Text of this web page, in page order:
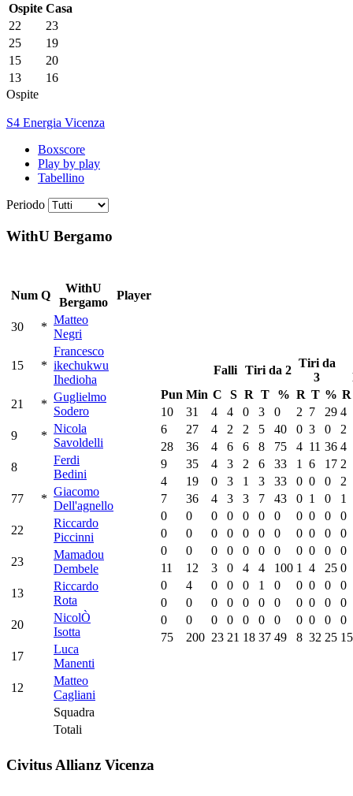
Ospite Casa
22
23
25
19
15
20
13
16
Ospite
S4 Energia Vicenza
Boxscore
Play by play
Tabellino
Periodo
WithU Bergamo
Num Q
WithU
Bergamo
Player
30 *
Matteo
Negri
15 *
Francesco
ikechukwu
Ihedioha
21
*
Guglielmo
Sodero
9
*
Nicola
Savoldelli
8
Ferdi
Bedini
77
*
Giacomo
Dell'agnello
22
Riccardo
Piccinni
23
Mamadou
Dembele
13
Riccardo
Rota
20
NicolÒ
Isotta
17
Luca
Manenti
12
Matteo
Cagliani
Squadra
Totali
Falli Tiri da 2
Tiri da
3
Pun Min C S R T % R T % R
10
31 4 4 0 3 0 2 7 29 4
6
27 4 2 2 5 40 0 3 0
2
28
36 4 6 6 8 75 4 11 36 4
9
35 4 3 2 6 33 1 6 17 2
4
19 0 3 1 3 33 0 0 0
2
7
36 4 3 3 7 43 0 1 0
1
0
0 0 0 0 0 0 0 0 0
0
0
0 0 0 0 0 0 0 0 0
0
0
0 0 0 0 0 0 0 0 0
0
11
12 3 0 4 4 100 1 4 25 0
0
4 0 0 0 1 0 0 0 0
0
0
0 0 0 0 0 0 0 0 0
0
0
0 0 0 0 0 0 0 0 0
0
75
200 23 21 18 37 49 8 32 25 15
Civitus Allianz Vicenza